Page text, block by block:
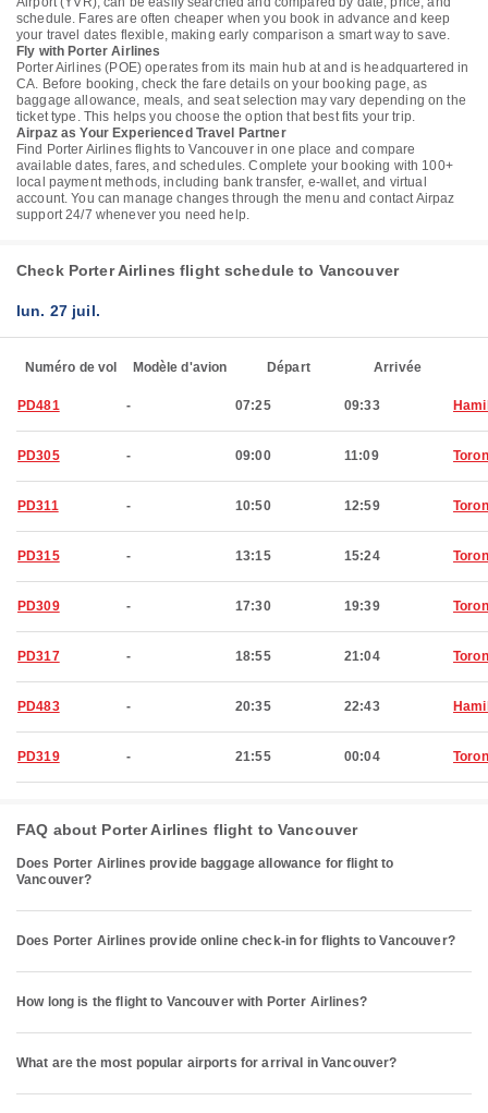
schedule. Fares are often cheaper when you book in advance and keep
your travel dates flexible, making early comparison a smart way to save.
Fly with Porter Airlines
Porter Airlines (POE) operates from its main hub at and is headquartered in
CA. Before booking, check the fare details on your booking page, as
baggage allowance, meals, and seat selection may vary depending on the
ticket type. This helps you choose the option that best fits your trip.
Airpaz as Your Experienced Travel Partner
Find Porter Airlines flights to Vancouver in one place and compare
available dates, fares, and schedules. Complete your booking with 100+
local payment methods, including bank transfer, e-wallet, and virtual
account. You can manage changes through the menu and contact Airpaz
support 24/7 whenever you need help.
Check Porter Airlines flight schedule to Vancouver
lun. 27 juil.
Numéro de vol Modèle d'avion Départ Arrivée
PD481 - 07:25 09:33
PD305 - 09:00 11:09
PD311 - 10:50 12:59
PD315 - 13:15 15:24
PD309 - 17:30 19:39
PD317 - 18:55 21:04
PD483 - 20:35 22:43
PD319 - 21:55 00:04
FAQ about Porter Airlines flight to Vancouver
Does Porter Airlines provide baggage allowance for flight to
Vancouver?
Does Porter Airlines provide online check-in for flights to Vancouver?
How long is the flight to Vancouver with Porter Airlines?
What are the most popular airports for arrival in Vancouver?